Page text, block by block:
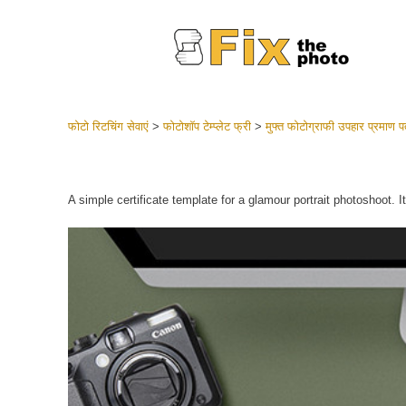
शादी
फोटो रिटचिंग सेवाएं>फोटोशॉप टेम्प्लेट फ्री>मुफ्त फोटोग्राफी उपहार प्रमाण
A simple certificate template for a glamour portrait photoshoot.